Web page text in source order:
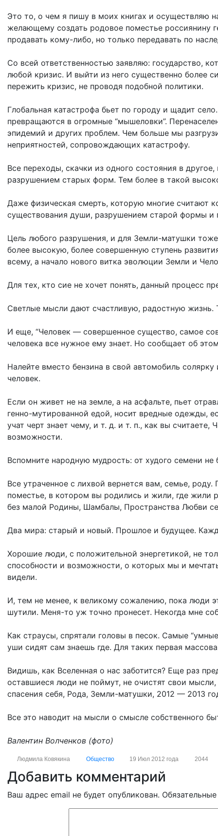
Это то, о чем я пишу в моих книгах и осуществляю
желающему создать родовое поместье россиянину
продавать кому-либо, но только передавать по
Со всей ответственностью заявляю: государство,
любой кризис. И выйти из него существенно более
пережить кризис, не проводя подобной политики.
Глобальная катастрофа бьет по городу и щадит
превращаются в огромные “мышеловки”.
эпидемий и других проблем. Чем больше мы
неприятностей, сопровождающих катастрофу.
Все переходы, скачки из одного состояния в
разрушением старых форм. Тем более в такой
Даже физическая смерть, которую многие считают
существования души, разрушением старой формы и
Цель любого разрушения, и для Земли-матушки
более высокую, более совершенную ступень
всему, а начало нового витка эволюции Земли и
Для тех, кто сие не хочет понять, данный процесс
Светлые мысли дают счастливую, радостную жизнь.
И еще, “Человек — совершенное существо, самое
человека все нужное ему знает. Но сообщает об
Налейте вместо бензина в свой автомобиль
человек.
Если он живет не на земле, а на асфальте, пьет
генно-мутированной едой, носит вредные одежды,
учат черт знает чему, и т. д. и т. п., как вы
возможности.
Вспомните народную мудрость: от худого семени не
Все утраченное с лихвой вернется вам, семье,
поместье, в котором вы родились и жили, где жили
без малой Родины, Шамбалы, Пространства Любви
Два мира: старый и новый. Прошлое и будущее.
Хорошие люди, с положительной энергетикой, не
способности и возможности, о которых мы и
видели.
И, тем не менее, к великому сожалению, пока люди
шутили. Меня-то уж точно пронесет. Некогда мне
Как страусы, спрятали головы в песок. Самые
уши сидят сам знаешь где. Для таких первая
Видишь, как Вселенная о нас заботится? Еще раз
оставшиеся люди не поймут, не очистят свои
спасения себя, Рода, Земли-матушки, 2012 — 2013
Все это наводит на мысли о смысле собственного
Валентин Волченков (фото)
Людмила Ковякина Общество 19 Июл 2012 года 2044
Добавить комментарий
Ваш адрес email не будет опубликован.